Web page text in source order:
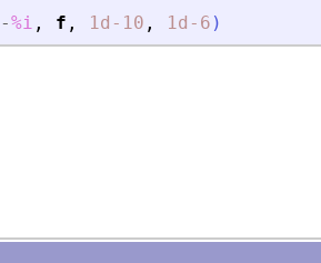
-%i , f , 1d-10 , 1d-6 )